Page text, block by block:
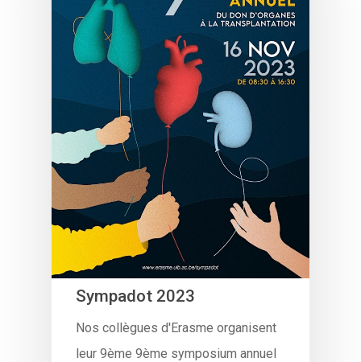
Sympadot 2023
Nos collègues d'Erasme organisent
leur 9ème 9ème symposium annuel